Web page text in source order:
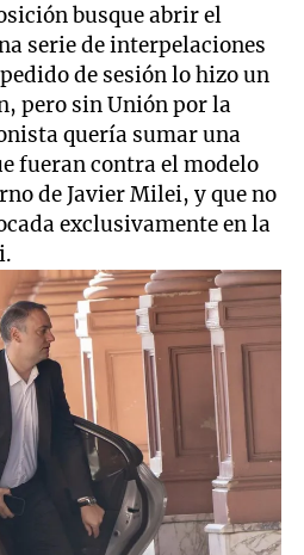
busque abrir el
serie de interpelaciones
de sesión lo hizo un
pero sin Unión por la
quería sumar una
fueran contra el modelo
de Javier Milei, y que no
exclusivamente en la